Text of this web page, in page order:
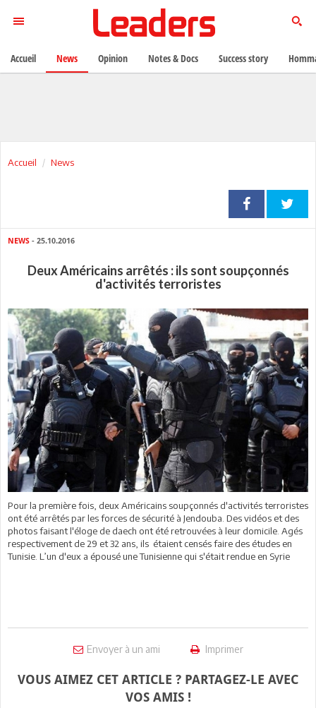
Accueil News
NEWS - 25.10.2016
Deux Américains arrêtés : ils sont soupçonnés
d'activités terroristes
Pour la première fois, deux Américains soupçonnés d'activités terroristes
ont été arrêtés par les forces de sécurité à Jendouba. Des vidéos et des
photos faisant l'éloge de daech ont été retrouvées à leur domicile. Agés
respectivement de 29 et 32 ans, ils étaient censés faire des études en
Tunisie. L’un d'eux a épousé une Tunisienne qui s'était rendue en Syrie
Envoyer à un ami Imprimer
VOUS AIMEZ CET ARTICLE ? PARTAGEZ-LE AVEC
VOS AMIS !
Accueil News Opinion Notes & Docs Success story